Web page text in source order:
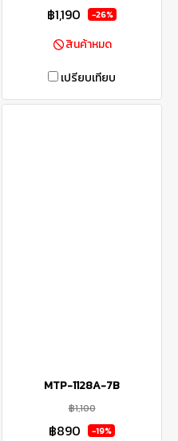
฿1,190 -26%
สินค้าหมด
เปรียบเทียบ
MTP-1128A-7B
฿1,100
฿890 -19%